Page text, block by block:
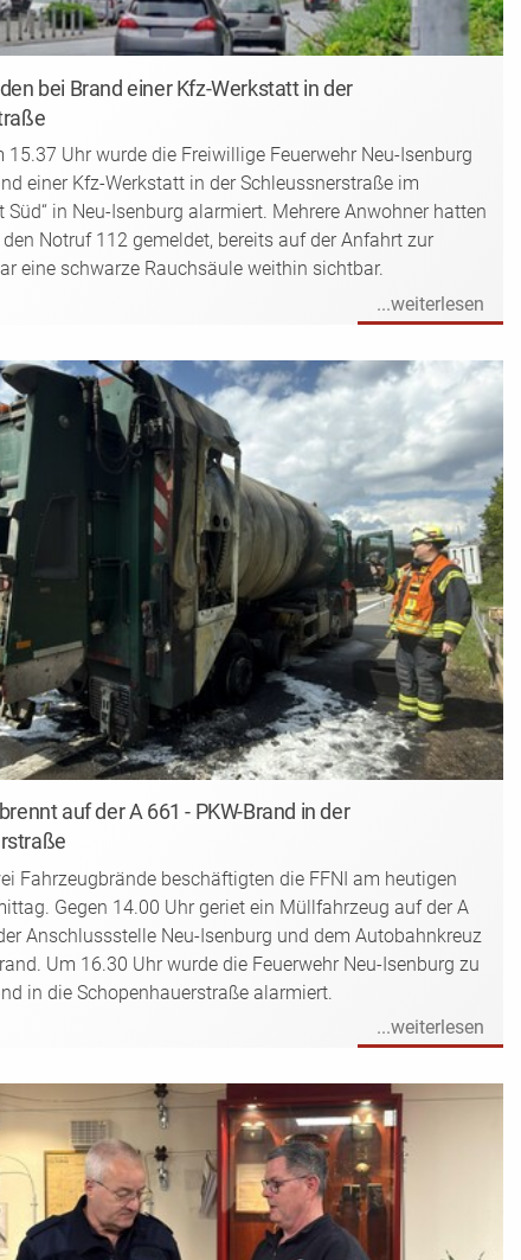
bei Brand einer Kfz-Werkstatt in der
15.37 Uhr wurde die Freiwillige Feuerwehr Neu-Isenburg
einer Kfz-Werkstatt in der Schleussnerstraße im
Süd“ in Neu-Isenburg alarmiert. Mehrere Anwohner hatten
Notruf 112 gemeldet, bereits auf der Anfahrt zur
eine schwarze Rauchsäule weithin sichtbar.
...weiterlesen
auf der A 661 - PKW-Brand in der
Fahrzeugbrände beschäftigten die FFNI am heutigen
Gegen 14.00 Uhr geriet ein Müllfahrzeug auf der A
Anschlussstelle Neu-Isenburg und dem Autobahnkreuz
Um 16.30 Uhr wurde die Feuerwehr Neu-Isenburg zu
in die Schopenhauerstraße alarmiert.
...weiterlesen